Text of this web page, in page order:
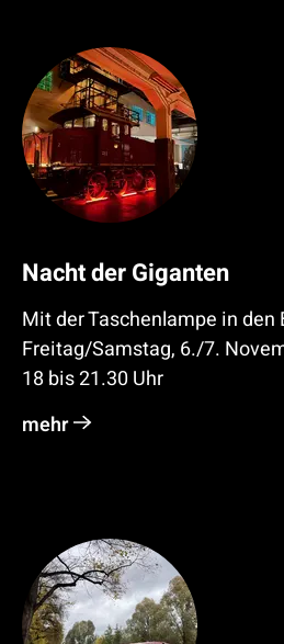
Nacht der Giganten
Mit der Taschenlampe in den
Freitag/Samstag, 6./7.
18 bis 21.30 Uhr
mehr